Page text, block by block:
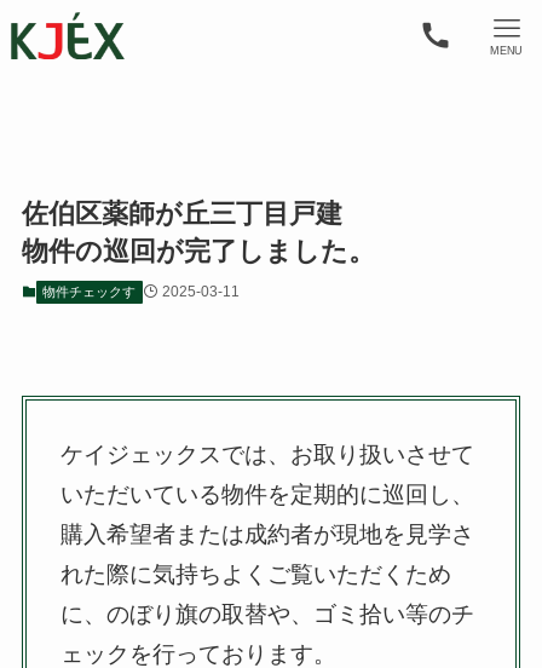
MENU
佐伯区薬師が丘三丁目戸建
物件の巡回が完了しました。
物件チェックす 2025-03-11
ケイジェックスでは、お取り扱いさせて
いただいている物件を定期的に巡回し、
購入希望者または成約者が現地を見学さ
れた際に気持ちよくご覧いただくため
に、のぼり旗の取替や、ゴミ拾い等のチ
ェックを行っております。